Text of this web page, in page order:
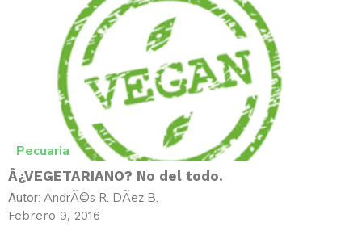
Pecuaria
Â¿VEGETARIANO? No del todo.
Autor: AndrÃ©s R. DÃ­ez B.
Febrero 9, 2016